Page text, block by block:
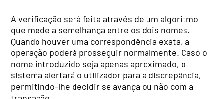
A verificação será feita através de um algoritmo
que mede a semelhança entre os dois nomes.
Quando houver uma correspondência exata, a
operação poderá prosseguir normalmente. Caso o
nome introduzido seja apenas aproximado, o
sistema alertará o utilizador para a discrepância,
permitindo-lhe decidir se avança ou não com a